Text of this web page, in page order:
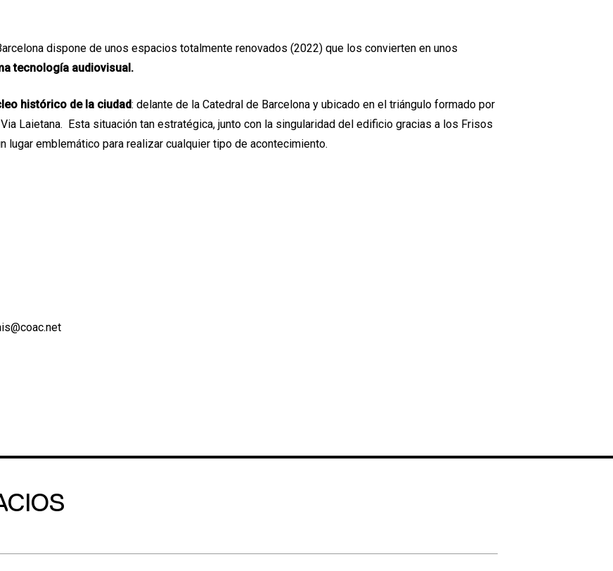
dispone de unos espacios totalmente renovados (2022) que los convierten en unos
tecnología audiovisual.
histórico de la ciudad: delante de la Catedral de Barcelona y ubicado en el triángulo formado por
Laietana. Esta situación tan estratégica, junto con la singularidad del edificio gracias a los Frisos
lugar emblemático para realizar cualquier tipo de acontecimiento.​